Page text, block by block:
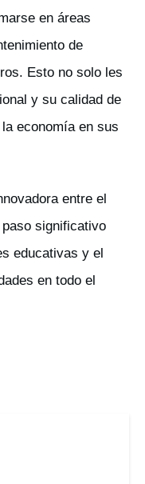
en áreas
de
Esto no solo les
y su calidad de
economía en sus
entre el
significativo
educativas y el
en todo el